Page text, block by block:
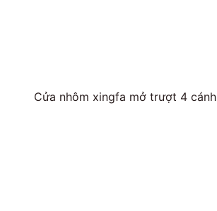
Cửa nhôm xingfa mở trượt 4 cánh